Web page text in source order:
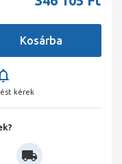
kérek